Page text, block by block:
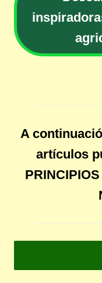
A
artículos